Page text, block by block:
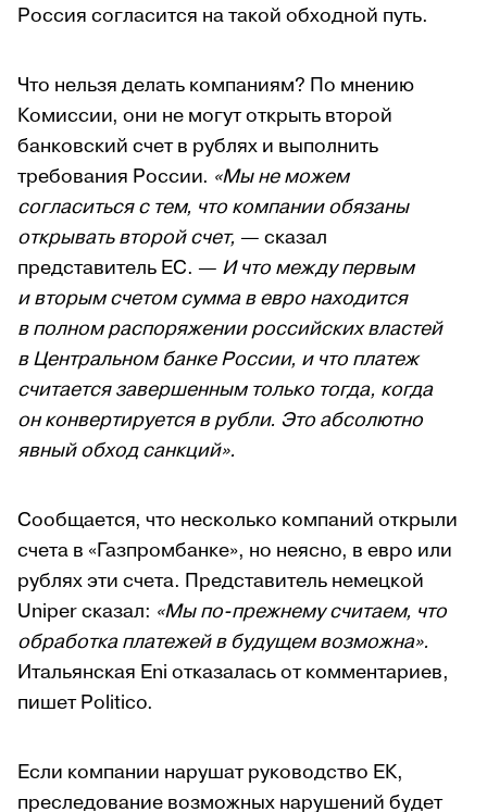
Россия согласится на такой обходной путь.
Что нельзя делать компаниям? По мнению
Комиссии, они не могут открыть второй
банковский счет в рублях и выполнить
требования России. «Мы не можем
согласиться с тем, что компании обязаны
открывать второй счет, — сказал
представитель ЕС. — И что между первым
и вторым счетом сумма в евро находится
в полном распоряжении российских властей
в Центральном банке России, и что платеж
считается завершенным только тогда, когда
он конвертируется в рубли. Это абсолютно
явный обход санкций».
Сообщается, что несколько компаний открыли
счета в «Газпромбанке», но неясно, в евро или
рублях эти счета. Представитель немецкой
Uniper сказал: «Мы по-прежнему считаем, что
обработка платежей в будущем возможна».
Итальянская Eni отказалась от комментариев,
пишет Politico.
Если компании нарушат руководство ЕК,
преследование возможных нарушений будет